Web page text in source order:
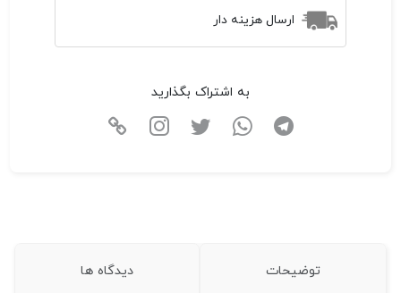
ارسال هزینه دار
به اشتراک بگذارید
توضیحات دیدگاه ها